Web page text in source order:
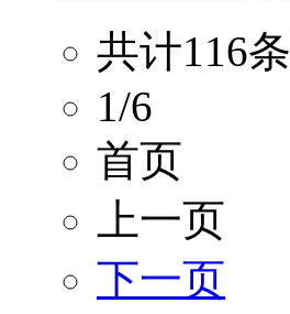
共计116条
1/6
首页
上一页
下一页